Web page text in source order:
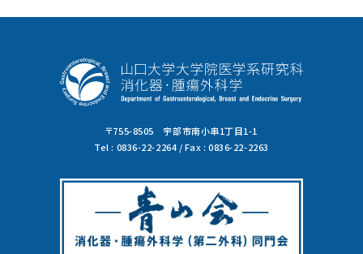
〒755-8505 宇部市南小串1丁目1-1
Tel : 0836-22-2264 / Fax : 0836-22-2263